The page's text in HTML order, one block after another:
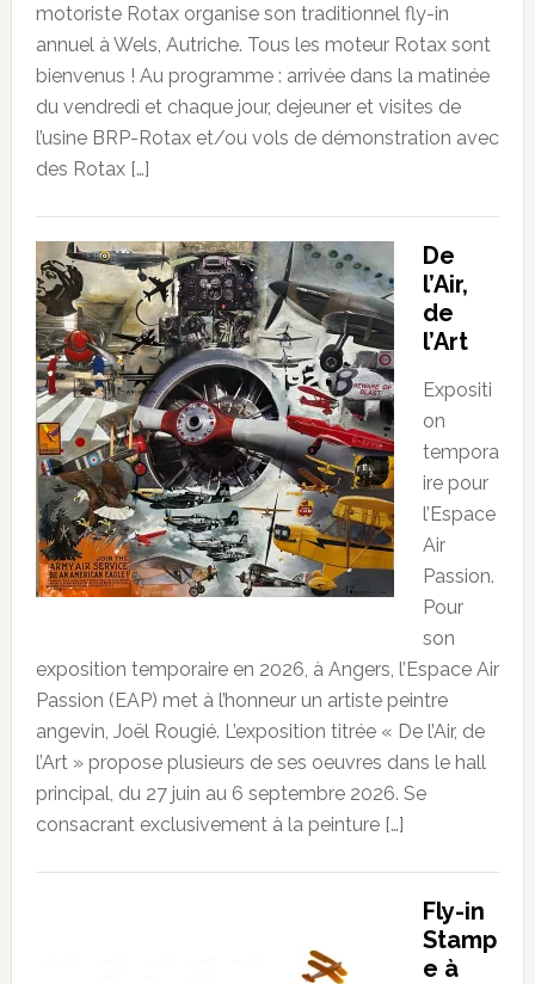
motoriste Rotax organise son traditionnel fly-in
annuel à Wels, Autriche. Tous les moteur Rotax sont
bienvenus ! Au programme : arrivée dans la matinée
du vendredi et chaque jour, dejeuner et visites de
l’usine BRP-Rotax et/ou vols de démonstration avec
des Rotax […]
De
l’Air,
de
l’Art
Expositi
on
tempora
ire pour
l’Espace
Air
Passion.
Pour
son
exposition temporaire en 2026, à Angers, l’Espace Air
Passion (EAP) met à l’honneur un artiste peintre
angevin, Joël Rougié. L’exposition titrée « De l’Air, de
l’Art » propose plusieurs de ses oeuvres dans le hall
principal, du 27 juin au 6 septembre 2026. Se
consacrant exclusivement à la peinture […]
Fly-in
Stamp
e à